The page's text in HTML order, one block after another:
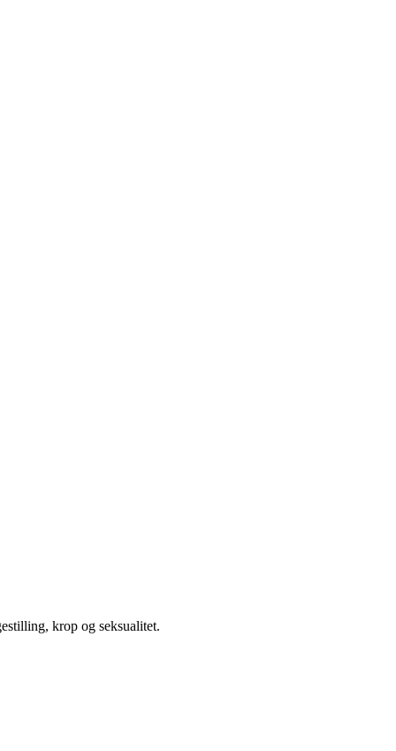
krop og seksualitet.